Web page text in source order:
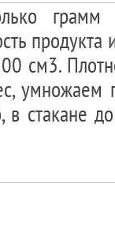
см3.
умножаем
стакане